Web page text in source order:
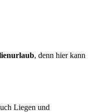
, denn hier kann
Liegen und